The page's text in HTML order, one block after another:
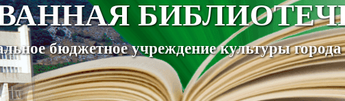
бюджетное учреждение культуры